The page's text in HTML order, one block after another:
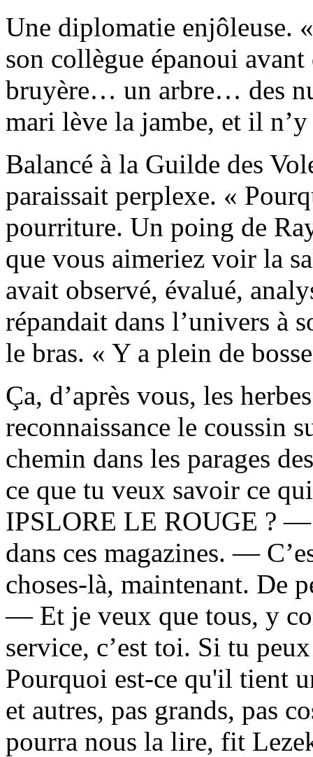
Une diplomatie enjôleuse.
son collègue épanoui
bruyère… un arbre… des
mari lève la jambe, et il
Balancé à la Guilde des
paraissait perplexe. «
pourriture. Un poing de
que vous aimeriez voir la
avait observé, évalué,
répandait dans l’univers à
le bras. « Y a plein de
Ça, d’après vous, les
reconnaissance le coussin
chemin dans les parages
ce que tu veux savoir ce
IPSLORE LE ROUGE ? —
dans ces magazines. —
choses-là, maintenant. De
— Et je veux que tous, y
service, c’est toi. Si tu
Pourquoi est-ce qu'il tient
et autres, pas grands, pas
pourra nous la lire, fit